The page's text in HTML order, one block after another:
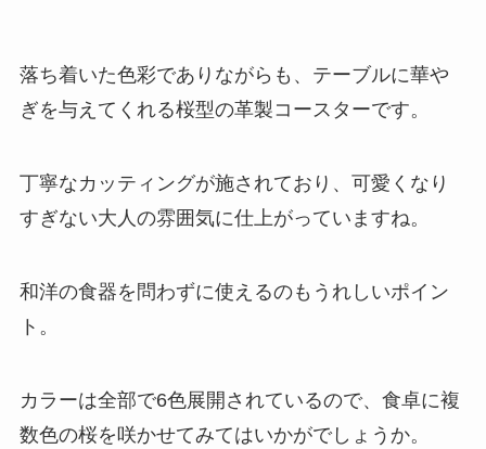
落ち着いた色彩でありながらも、テーブルに華や
ぎを与えてくれる桜型の革製コースターです。
丁寧なカッティングが施されており、可愛くなり
すぎない大人の雰囲気に仕上がっていますね。
和洋の食器を問わずに使えるのもうれしいポイン
ト。
カラーは全部で6色展開されているので、食卓に複
数色の桜を咲かせてみてはいかがでしょうか。